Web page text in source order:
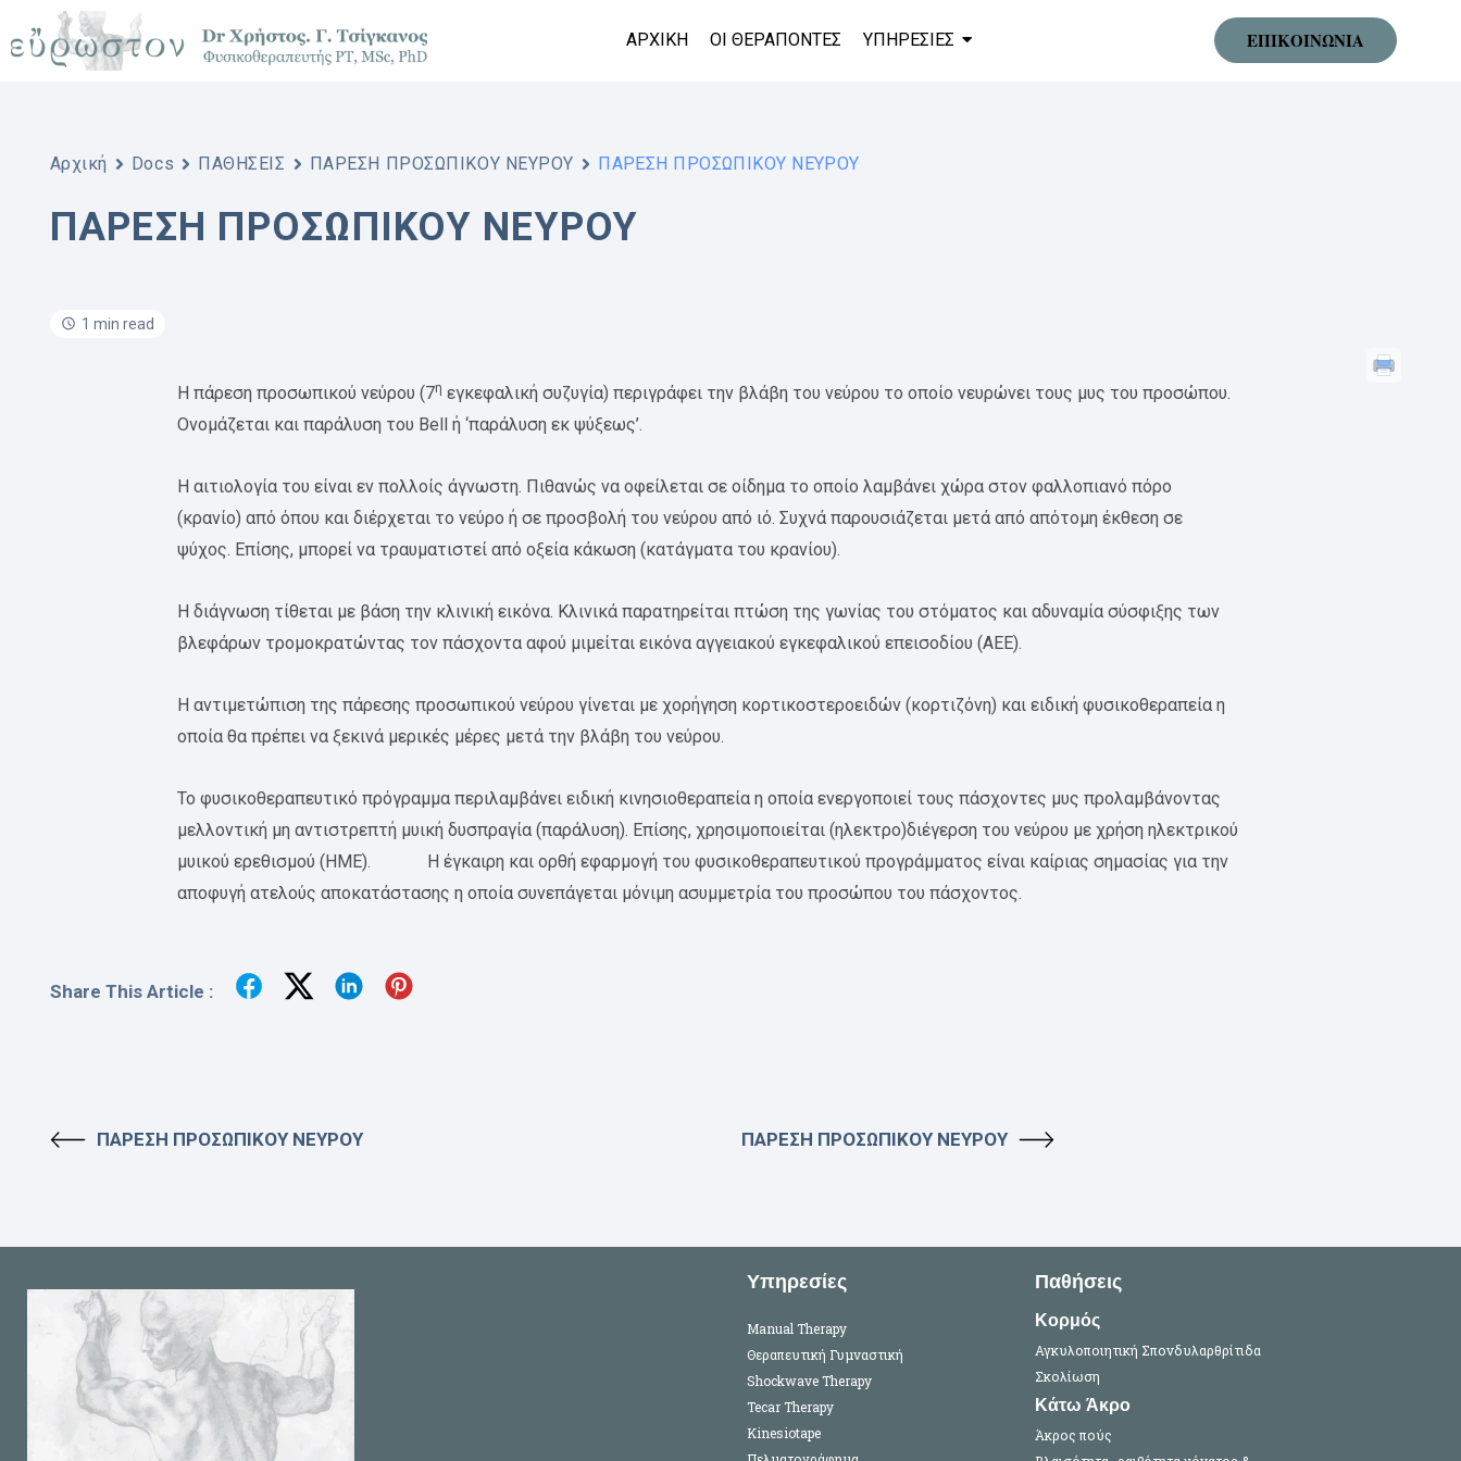
to
ΑΡΧΙΚΗ ΟΙ ΘΕΡΑΠΟΝΤΕΣ ΥΠΗΡΕΣΙΕΣ ΕΠΙΚΟΙΝΩΝΙΑ
Αρχική Docs ΠΑΘΗΣΕΙΣ ΠΑΡΕΣΗ ΠΡΟΣΩΠΙΚΟΥ ΝΕΥΡΟΥ ΠΑΡΕΣΗ ΠΡΟΣΩΠΙΚΟΥ ΝΕΥΡΟΥ
ΠΑΡΕΣΗ ΠΡΟΣΩΠΙΚΟΥ ΝΕΥΡΟΥ
1 min read
Η πάρεση προσωπικού νεύρου (7η εγκεφαλική συζυγία) περιγράφει την βλάβη του νεύρου το οποίο νευρώνει τους μυς του προσώπου.
Ονομάζεται και παράλυση του Bell ή ‘παράλυση εκ ψύξεως’.
Η αιτιολογία του είναι εν πολλοίς άγνωστη. Πιθανώς να οφείλεται σε οίδημα το οποίο λαμβάνει χώρα στον φαλλοπιανό πόρο
(κρανίο) από όπου και διέρχεται το νεύρο ή σε προσβολή του νεύρου από ιό. Συχνά παρουσιάζεται μετά από απότομη έκθεση σε
ψύχος. Επίσης, μπορεί να τραυματιστεί από οξεία κάκωση (κατάγματα του κρανίου).
Η διάγνωση τίθεται με βάση την κλινική εικόνα. Κλινικά παρατηρείται πτώση της γωνίας του στόματος και αδυναμία σύσφιξης των
βλεφάρων τρομοκρατώντας τον πάσχοντα αφού μιμείται εικόνα αγγειακού εγκεφαλικού επεισοδίου (ΑΕΕ).
Η αντιμετώπιση της πάρεσης προσωπικού νεύρου γίνεται με χορήγηση κορτικοστεροειδών (κορτιζόνη) και ειδική φυσικοθεραπεία η
οποία θα πρέπει να ξεκινά μερικές μέρες μετά την βλάβη του νεύρου.
Το φυσικοθεραπευτικό πρόγραμμα περιλαμβάνει ειδική κινησιοθεραπεία η οποία ενεργοποιεί τους πάσχοντες μυς προλαμβάνοντας
μελλοντική μη αντιστρεπτή μυική δυσπραγία (παράλυση). Επίσης, χρησιμοποιείται (ηλεκτρο)διέγερση του νεύρου με χρήση ηλεκτρικού
μυικού ερεθισμού (ΗΜΕ). Η έγκαιρη και ορθή εφαρμογή του φυσικοθεραπευτικού προγράμματος είναι καίριας σημασίας για την
αποφυγή ατελούς αποκατάστασης η οποία συνεπάγεται μόνιμη ασυμμετρία του προσώπου του πάσχοντος.
Share This Article :
ΠΑΡΕΣΗ ΠΡΟΣΩΠΙΚΟΥ ΝΕΥΡΟΥ ΠΑΡΕΣΗ ΠΡΟΣΩΠΙΚΟΥ ΝΕΥΡΟΥ
Υπηρεσίες
Manual Therapy
Θεραπευτική Γυμναστική
Shockwave Therapy
Tecar Therapy
Kinesiotape
Παθήσεις
Κορμός
Αγκυλοποιητική Σπονδυλαρθρίτιδα
Σκολίωση
Κάτω Άκρο
Άκρος πούς